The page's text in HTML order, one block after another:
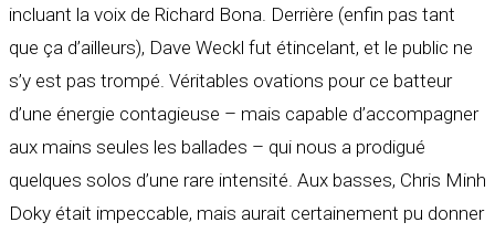
incluant la voix de Richard Bona. Derrière (enfin pas tant
que ça d’ailleurs), Dave Weckl fut étincelant, et le public ne
s’y est pas trompé. Véritables ovations pour ce batteur
d’une énergie contagieuse – mais capable d’accompagner
aux mains seules les ballades – qui nous a prodigué
quelques solos d’une rare intensité. Aux basses, Chris Minh
Doky était impeccable, mais aurait certainement pu donner